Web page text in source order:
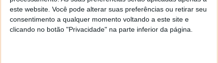
este website. Você pode alterar suas preferências ou retirar seu
consentimento a qualquer momento voltando a este site e
clicando no botão "Privacidade" na parte inferior da página.
um Acidente Vascular Cerebral (AVC).